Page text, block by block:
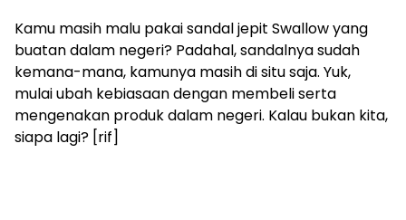
Kamu masih malu pakai sandal jepit Swallow yang
buatan dalam negeri? Padahal, sandalnya sudah
kemana-mana, kamunya masih di situ saja. Yuk,
mulai ubah kebiasaan dengan membeli serta
mengenakan produk dalam negeri. Kalau bukan kita,
siapa lagi? [rif]